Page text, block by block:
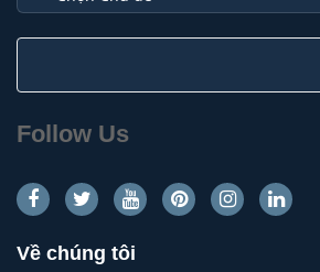
Mục
Follow Us
Về chúng tôi